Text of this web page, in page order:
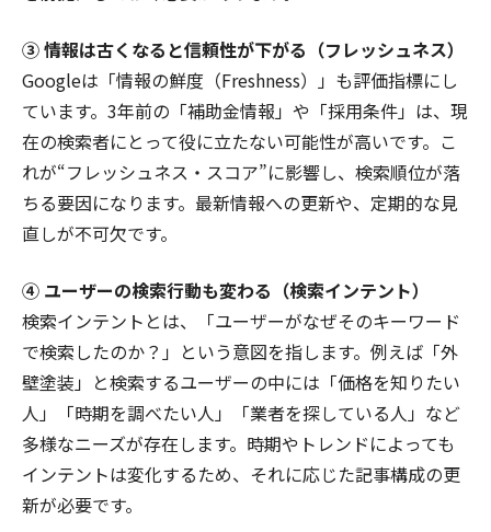
③ 情報は古くなると信頼性が下がる（フレッシュネス）
Googleは「情報の鮮度（Freshness）」も評価指標にし
ています。3年前の「補助金情報」や「採用条件」は、現
在の検索者にとって役に立たない可能性が高いです。こ
れが“フレッシュネス・スコア”に影響し、検索順位が落
ちる要因になります。最新情報への更新や、定期的な見
直しが不可欠です。
④ ユーザーの検索行動も変わる（検索インテント）
検索インテントとは、「ユーザーがなぜそのキーワード
で検索したのか？」という意図を指します。例えば「外
壁塗装」と検索するユーザーの中には「価格を知りたい
人」「時期を調べたい人」「業者を探している人」など
多様なニーズが存在します。時期やトレンドによっても
インテントは変化するため、それに応じた記事構成の更
新が必要です。